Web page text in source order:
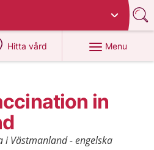
Hitta vård
at 1177.se
Menu
in
i Västmanland - engelska